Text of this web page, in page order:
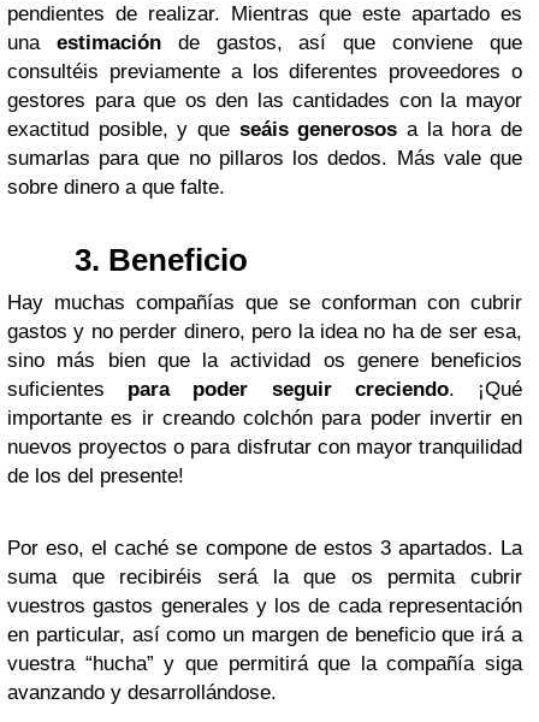
pendientes de realizar. Mientras que este apartado es
una estimaciónde gastos, así que conviene que
consultéis previamente a los diferentes proveedores o
gestores para que os den las cantidades con la mayor
exactitud posible, y que seáis generosos a la hora de
sumarlas para que no pillaros los dedos. Más vale que
sobre dinero a que falte.
3. Beneficio
Hay muchas compañías que se conforman con cubrir
gastos y no perder dinero, pero la idea no ha de ser esa,
sino más bien que la actividad os genere beneficios
suficientes para poder seguir creciendo. ¡Qué
importante es ir creando colchón para poder invertir en
nuevos proyectos o para disfrutar con mayor tranquilidad
de los del presente!
Por eso, el caché se compone de estos 3 apartados. La
suma que recibiréis será la que os permita cubrir
vuestros gastos generales y los de cada representación
en particular, así como un margen de beneficio que irá a
vuestra “hucha” y que permitirá que la compañía siga
avanzando y desarrollándose.